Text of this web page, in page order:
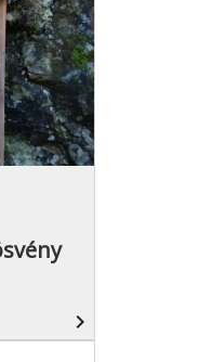
navigate_next